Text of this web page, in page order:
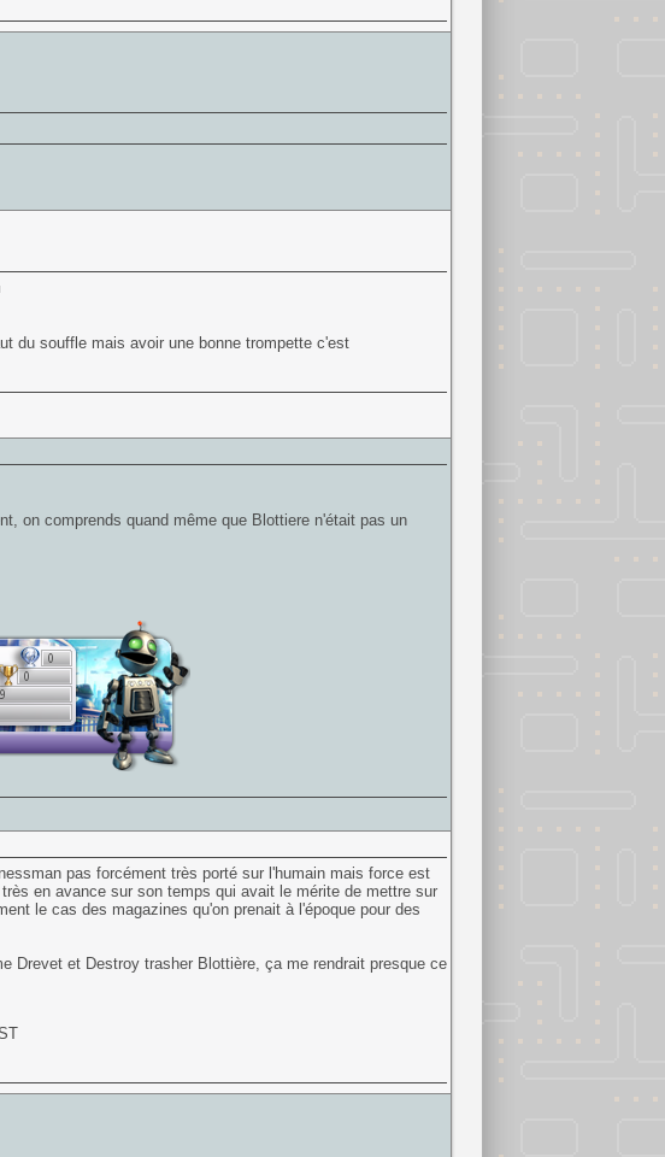
du souffle mais avoir une bonne trompette c'est
on comprends quand même que Blottiere n'était pas un
pas forcément très porté sur l'humain mais force est
en avance sur son temps qui avait le mérite de mettre sur
le cas des magazines qu'on prenait à l'époque pour des
Drevet et Destroy trasher Blottière, ça me rendrait presque ce